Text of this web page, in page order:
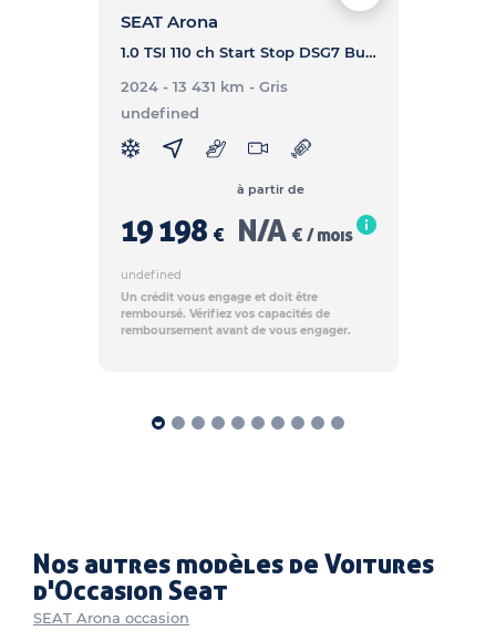
SEAT Arona
1.0 TSI 110 ch Start Stop DSG7 Business - ARONA 1.0 TSI 110 ch Start Stop DSG7 Business
2024 - 13 431 km - Gris
undefined
19 198 €
à partir de
N/A € / mois
undefined
Un crédit vous engage et doit être
remboursé. Vérifiez vos capacités de
remboursement avant de vous engager.
Nos autres modèles de Voitures
d'Occasion Seat
SEAT Arona occasion